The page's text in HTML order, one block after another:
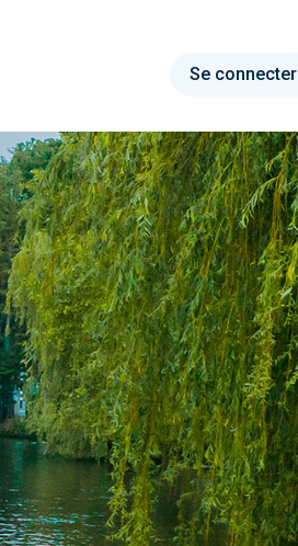
Se connecter